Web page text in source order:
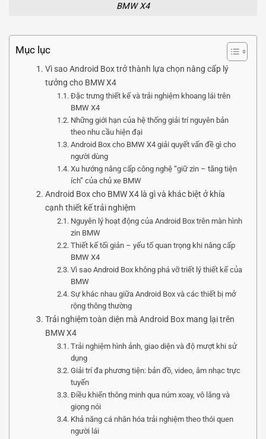
BMW X4
Mục lục
Vì sao Android Box trở thành lựa chọn nâng cấp lý
tưởng cho BMW X4
Đặc trưng thiết kế và trải nghiệm khoang lái trên
BMW X4
Những giới hạn của hệ thống giải trí nguyên bản
theo nhu cầu hiện đại
Android Box cho BMW X4 giải quyết vấn đề gì cho
người dùng
Xu hướng nâng cấp công nghệ “giữ zin – tăng tiện
ích” của chủ xe BMW
Android Box cho BMW X4 là gì và khác biệt ở khía
cạnh thiết kế trải nghiệm
Nguyên lý hoạt động của Android Box trên màn hình
zin BMW
Thiết kế tối giản – yếu tố quan trọng khi nâng cấp
BMW X4
Vì sao Android Box không phá vỡ triết lý thiết kế của
BMW
Sự khác nhau giữa Android Box và các thiết bị mở
rộng thông thường
Trải nghiệm toàn diện mà Android Box mang lại trên
BMW X4
Trải nghiệm hình ảnh, giao diện và độ mượt khi sử
dụng
Giải trí đa phương tiện: bản đồ, video, âm nhạc trực
tuyến
Điều khiển thông minh qua núm xoay, vô lăng và
giọng nói
Khả năng cá nhân hóa trải nghiệm theo thói quen
người lái